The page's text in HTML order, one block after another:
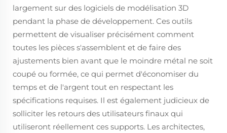
largement sur des logiciels de modélisation 3D
pendant la phase de développement. Ces outils
permettent de visualiser précisément comment
toutes les pièces s'assemblent et de faire des
ajustements bien avant que le moindre métal ne soit
coupé ou formée, ce qui permet d'économiser du
temps et de l'argent tout en respectant les
spécifications requises. Il est également judicieux de
solliciter les retours des utilisateurs finaux qui
utiliseront réellement ces supports. Les architectes,